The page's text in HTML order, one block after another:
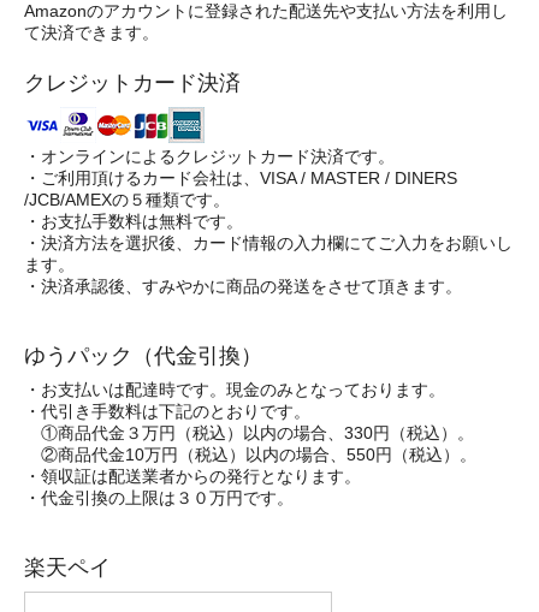
Amazonのアカウントに登録された配送先や支払い方法を利用し
て決済できます。
クレジットカード決済
・オンラインによるクレジットカード決済です。
・ご利用頂けるカード会社は、VISA / MASTER / DINERS
/JCB/AMEXの５種類です。
・お支払手数料は無料です。
・決済方法を選択後、カード情報の入力欄にてご入力をお願いし
ます。
・決済承認後、すみやかに商品の発送をさせて頂きます。
ゆうパック（代金引換）
・お支払いは配達時です。現金のみとなっております。
・代引き手数料は下記のとおりです。
①商品代金３万円（税込）以内の場合、330円（税込）。
②商品代金10万円（税込）以内の場合、550円（税込）。
・領収証は配送業者からの発行となります。
・代金引換の上限は３０万円です。
楽天ペイ